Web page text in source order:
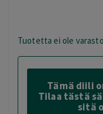
Tuotetta ei ole
Tämä diili
Tilaa tästä
sitä